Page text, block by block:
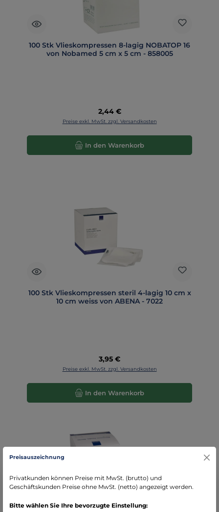
100 Stk Vlieskompressen 8-lagig NOBATOP 16
von Nobamed 5 cm x 5 cm - 858005
Regulärer Preis:
2,44 €
Preise exkl. MwSt. zzgl. Versandkosten
In den Warenkorb
100 Stk Vlieskompressen steril 4-lagig 10 cm x
10 cm weiss von ABENA - 7022
Regulärer Preis:
3,95 €
Preise exkl. MwSt. zzgl. Versandkosten
In den Warenkorb
Preisauszeichnung
Privatkunden können Preise mit MwSt. (brutto) und
Geschäftskunden Preise ohne MwSt. (netto) angezeigt werden.
Bitte wählen Sie Ihre bevorzugte Einstellung: